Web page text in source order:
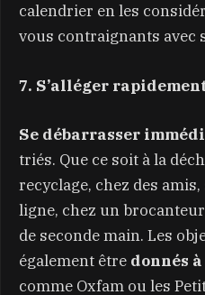
calendrier en les
vous contraignants avec
7. S’alléger
Se débarrasser
triés. Que ce soit à la
recyclage, chez des
ligne, chez un
de seconde main. Les
également être donnés
comme Oxfam ou les